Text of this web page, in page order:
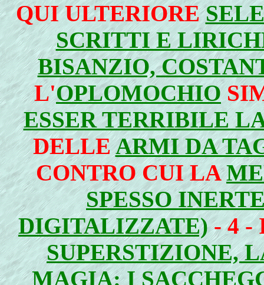
QUI ULTERIORE
SCRITTI E
BISANZIO,
L'OPLOMOCHIO
ESSER TERRIBILE
DELLEARMI DA
CONTRO CUI LA
SPESSO
DIGITALIZZATE) - 4
SUPERSTIZIONE,
MAGIA: I